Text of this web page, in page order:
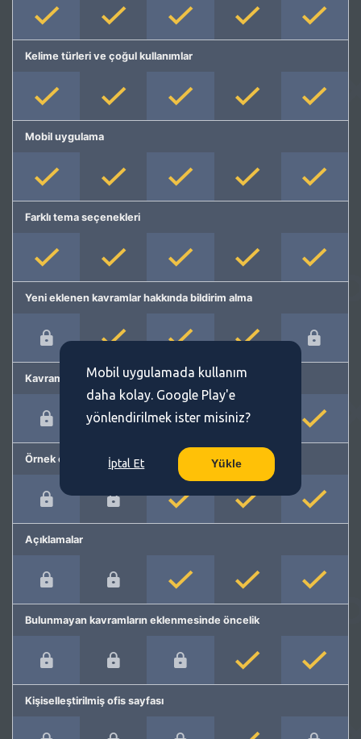
Kelime türleri ve çoğul kullanımlar
Mobil uygulama
Farklı tema seçenekleri
Yeni eklenen kavramlar hakkında bildirim alma
Kavram önerme
Örnek cümleler
Açıklamalar
Bulunmayan kavramların eklenmesinde öncelik
Kişiselleştirilmiş ofis sayfası
Mobil uygulamada kullanım
daha kolay. Google Play'e
yönlendirilmek ister misiniz?
İptal Et Yükle